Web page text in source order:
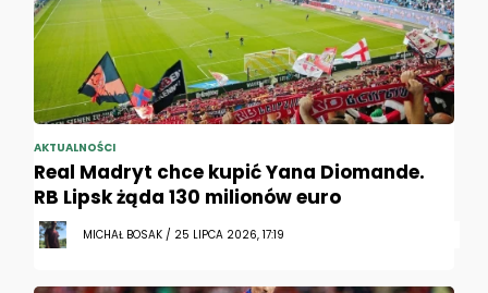
AKTUALNOŚCI
Real Madryt chce kupić Yana Diomande.
RB Lipsk żąda 130 milionów euro
MICHAŁ BOSAK / 25 LIPCA 2026, 17:19